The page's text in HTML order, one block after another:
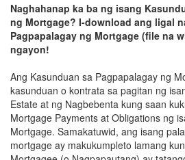
Naghahanap ka ba ng isang
ng Mortgage? I-download ang ligal
Pagpapalagay ng Mortgage (file na
ngayon!
Ang Kasunduan sa Pagpapalagay ng
kasunduan o kontrata sa pagitan ng
Estate at ng Nagbebenta kung saan
Mortgage Payments at Obligations ng
Mortgage. Samakatuwid, ang isang
mortgage ay makukumpleto lamang